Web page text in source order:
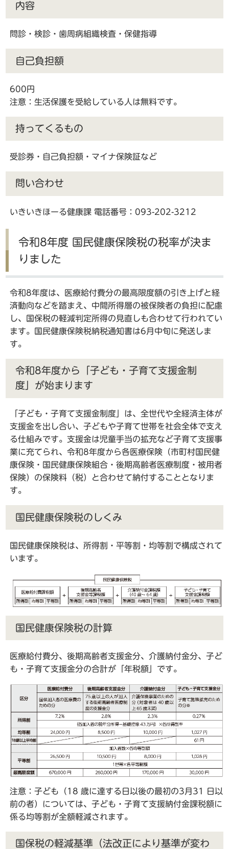
内容
問診・検診・歯周病組織検査・保健指導
自己負担額
600円
注意：生活保護を受給している人は無料です。
持ってくるもの
受診券・自己負担額・マイナ保険証など
問い合わせ
いきいきほーる健康課 電話番号：093-202-3212
令和8年度 国民健康保険税の税率が決ま
りました
令和8年度は、医療給付費分の最高限度額の引き上げと経
済動向などを踏まえ、中間所得層の被保険者の負担に配慮
し、国保税の軽減判定所得の見直しも合わせて行われてい
ます。国民健康保険税納税通知書は6月中旬に発送しま
す。
令和8年度から「子ども・子育て支援金制
度」が始まります
「子ども・子育て支援金制度」は、全世代や全経済主体が
支援金を出し合い、子どもや子育て世帯を社会全体で支え
る仕組みです。支援金は児童手当の拡充など子育て支援事
業に充てられ、令和8年度から各医療保険（市町村国民健
康保険・国民健康保険組合・後期高齢者医療制度・被用者
保険）の保険料（税）と合わせて納付することとなりま
す。
国民健康保険税のしくみ
国民健康保険税は、所得割・平等割・均等割で構成されて
います。
国民健康保険税の計算
医療給付費分、後期高齢者支援金分、介護納付金分、子ど
も・子育て支援金分の合計が「年税額」です。
注意：子ども（18 歳に達する日以後の最初の3月31 日以
前の者）については、子ども・子育て支援納付金課税額に
係る均等割が全額軽減されます。
国保税の軽減基準（法改正により基準が変わ